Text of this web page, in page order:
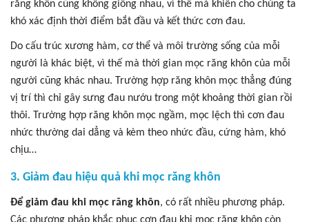
răng khôn cũng không giống nhau, vì thế mà khiến cho chúng ta
khó xác định thời điểm bắt đầu và kết thức cơn đau.
Do cấu trúc xương hàm, cơ thể và môi trường sống của mỗi
người là khác biệt, vì thế mà thời gian mọc răng khôn của mỗi
người cũng khác nhau. Trường hợp răng khôn mọc thẳng đúng
vị trí thì chỉ gây sưng đau nướu trong một khoảng thời gian rồi
thôi. Trường hợp răng khôn mọc ngầm, mọc lệch thì cơn đau
nhức thường dai dẳng và kèm theo nhức đầu, cứng hàm, khó
chịu…
3. Giảm đau hiệu quả khi mọc răng khôn
Để giảm đau khi mọc răng khôn, có rất nhiều phương pháp.